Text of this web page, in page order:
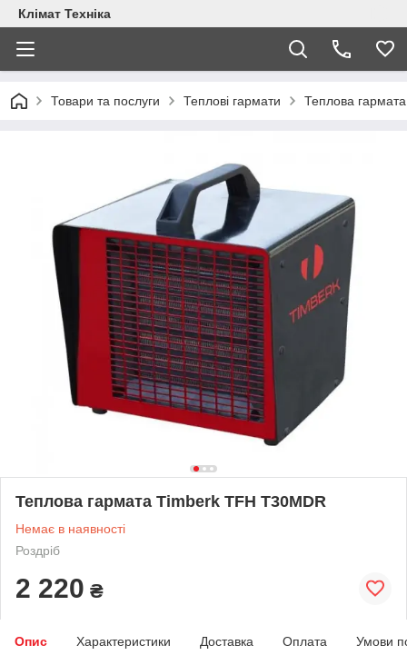
Клімат Техніка
Товари та послуги Теплові гармати Теплова
Теплова гармата Timberk TFH T30MDR
Немає в наявності
Роздріб
2 220 ₴
Опис Характеристики Доставка Оплата Умови